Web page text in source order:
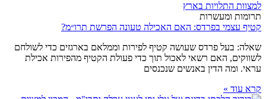
תרומות ומעשרות
קטיף עצמי בפרדס: האם האכילה טעונה הפרשת תרו״מ?
שאלה: בעל פרדס שעושה קטיף לפירות וממלאם בארגזים כדי לשולחם
לשווקים, האם רשאי לאכול תוך כדי פעולת הקטיף מהפירות אכילת
עראי. ומה הדין באנשים שנכנסים
קרא עוד »